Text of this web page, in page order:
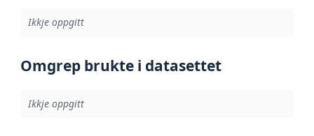
Ikkje oppgitt
Omgrep brukte i datasettet
Ikkje oppgitt